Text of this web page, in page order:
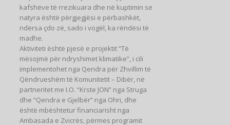
kafshëve të rrezikuara dhe në kuptimin se
natyra është përgjegjësi e përbashkët,
ndërsa çdo zë, sado i vogël, ka rëndësi të
madhe.
Aktiviteti është pjesë e projektit “Të
mësojmë për ndryshimet klimatike”, i cili
implementohet nga Qendra për Zhvillim të
Qëndrueshëm të Komunitetit – Dibër, në
partneritet me I.O. “Krste JON” nga Struga
dhe “Qendra e Gjelbër” nga Ohri, dhe
është mbështetur financiarisht nga
Ambasada e Zvicrës, përmes programit